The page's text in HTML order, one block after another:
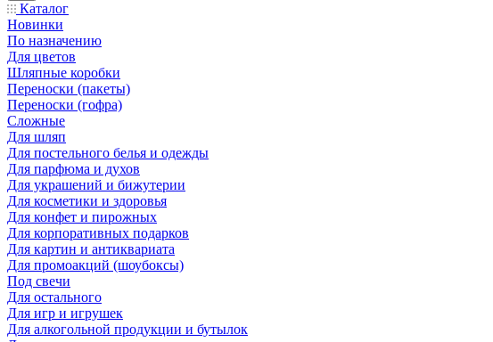
Каталог
Новинки
По назначению
Для цветов
Шляпные коробки
Переноски (пакеты)
Переноски (гофра)
Сложные
Для шляп
Для постельного белья и одежды
Для парфюма и духов
Для украшений и бижутерии
Для косметики и здоровья
Для конфет и пирожных
Для корпоративных подарков
Для картин и антиквариата
Для промоакций (шоубоксы)
Под свечи
Для остального
Для игр и игрушек
Для алкогольной продукции и бутылок